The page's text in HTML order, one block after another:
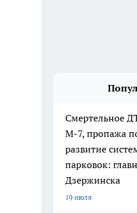
Смертельное
М-7, пропажа
развитие
парковок:
Дзержинска
19 июля